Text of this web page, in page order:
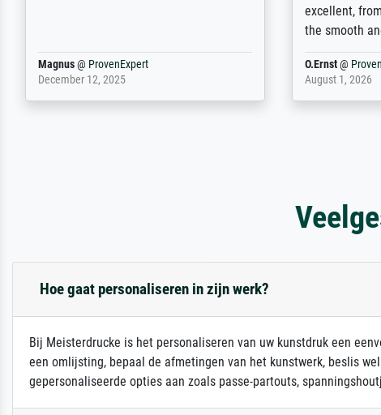
Dr.@ProvenExpert
February 3, 2026
regards to
repertoire.
Anonym@
April 22, 2026
Hoe gaat personaliseren in zijn werk?
Bij Meisterdrucke is het personaliseren van uw kunstdruk een
een omlijsting, bepaal de afmetingen van het kunstwerk, beslis
gepersonaliseerde opties aan zoals passe-partouts,